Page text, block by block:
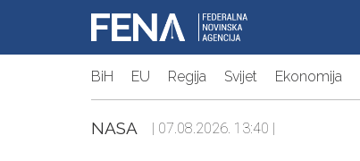
BiH EU Regija Svijet Ekonomija
NASA | 07.08.2026. 13:40 |